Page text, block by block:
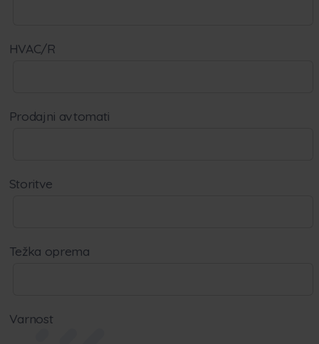
HVAC/R
Prodajni avtomati
Storitve
Težka oprema
Varnost